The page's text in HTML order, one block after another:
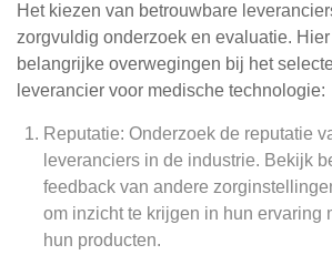
Het kiezen van betrouwbare
zorgvuldig onderzoek en evaluatie.
belangrijke overwegingen bij het
leverancier voor medische technologie:
Reputatie: Onderzoek de reputatie
leveranciers in de industrie. Bekijk
feedback van andere
om inzicht te krijgen in hun ervaring
hun producten.